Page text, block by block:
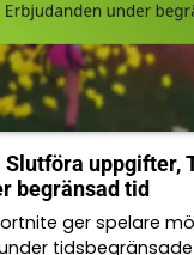
uppgifter,
begränsad tid
ger spelare